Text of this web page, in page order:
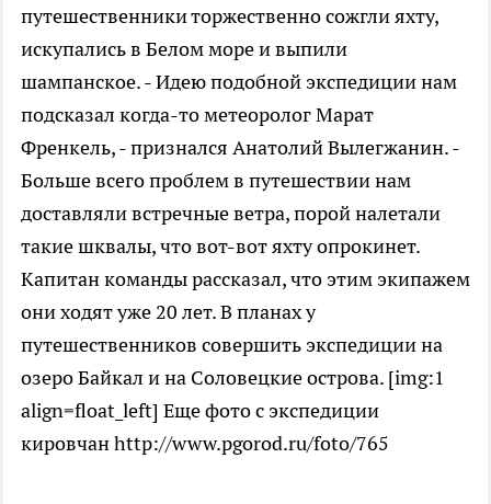
путешественники торжественно сожгли яхту,
искупались в Белом море и выпили
шампанское. - Идею подобной экспедиции нам
подсказал когда-то метеоролог Марат
Френкель, - признался Анатолий Вылегжанин. -
Больше всего проблем в путешествии нам
доставляли встречные ветра, порой налетали
такие шквалы, что вот-вот яхту опрокинет.
Капитан команды рассказал, что этим экипажем
они ходят уже 20 лет. В планах у
путешественников совершить экспедиции на
озеро Байкал и на Соловецкие острова. [img:1
align=float_left] Еще фото с экспедиции
кировчан http://www.pgorod.ru/foto/765